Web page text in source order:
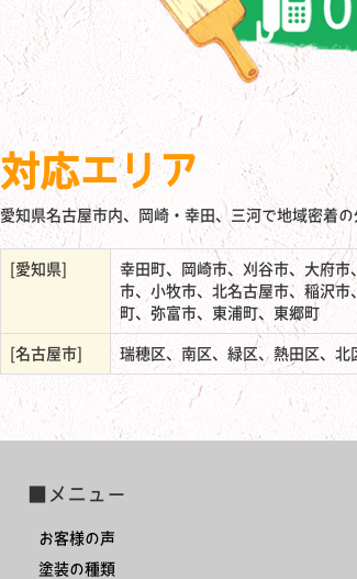
対応エリア
愛知県名古屋市内、岡崎・幸田、三河で地域密着
[愛知県]
幸田町、岡崎市、刈谷市、大府
市、小牧市、北名古屋市、稲沢
町、弥富市、東浦町、東郷町
[名古屋市] 瑞穂区、南区、緑区、熱田区、
■メニュー
お客様の声
塗装の種類